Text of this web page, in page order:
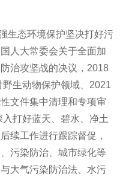
生态环境保护坚决打好污
人大常委会关于全面加
治攻坚战的决议，2018
生动物保护领域、2021
文件集中清理和专项审
打好蓝天、碧水、净土
续工作进行跟踪督促，
污染防治、城市绿化等
大气污染防治法、水污